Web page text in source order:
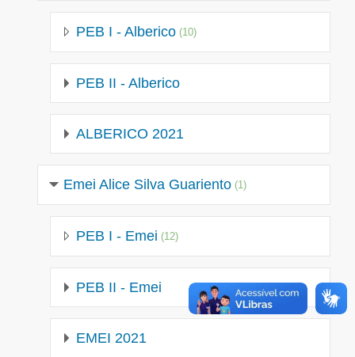
PEB I - Alberico (10)
PEB II - Alberico
ALBERICO 2021
Emei Alice Silva Guariento (1)
PEB I - Emei (12)
PEB II - Emei
EMEI 2021